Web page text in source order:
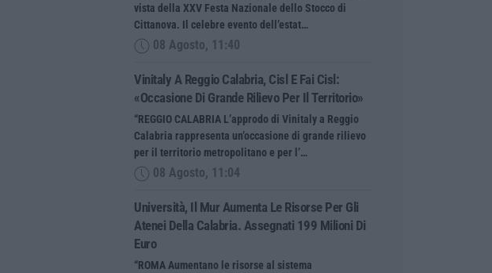
vista della XXV Festa Nazionale dello Stocco di
Cittanova. Il celebre evento dell’estat…
08 Agosto, 11:40
Vinitaly A Reggio Calabria, Cisl E Fai Cisl:
«Occasione Di Grande Rilievo Per Il Territorio»
“REGGIO CALABRIA L’approdo di Vinitaly a Reggio
Calabria rappresenta un’occasione di grande rilievo
per il territorio metropolitano e per l’…
08 Agosto, 11:04
Università, Il Mur Aumenta Le Risorse Per Gli
Atenei Della Calabria. Assegnati 199 Milioni Di
Euro
“ROMA Aumentano le risorse al sistema